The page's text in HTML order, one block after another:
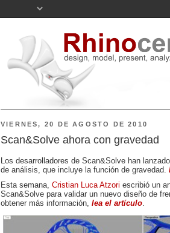
VIERNES, 20 DE AGOSTO DE 2010
Scan&Solve ahora con gravedad
Los desarrolladores de Scan&Solve han
de análisis, que incluye la función de gravedad.
Esta semana, Cristian Luca Atzori escribió un
Scan&Solve para validar un nuevo diseño de
obtener más información, lea el artículo